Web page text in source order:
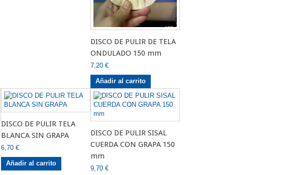
DISCO DE PULIR DE TELA
ONDULADO 150 mm
7,20 €
Añadir al carrito
DISCO DE PULIR TELA
BLANCA SIN GRAPA
6,70 €
Añadir al carrito
DISCO DE PULIR SISAL
CUERDA CON GRAPA 150
mm
9,70 €